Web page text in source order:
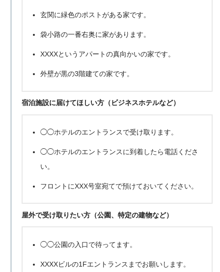
玄関に緑色のポストがある家です。
袋小路の一番右奥に家があります。
XXXXというアパートの真向かいの家です。
外壁が黒の3階建ての家です。
宿泊施設に届けてほしい方（ビジネスホテルなど）
◯◯ホテルのエントランスで受け取ります。
◯◯ホテルのエントランスに到着したら電話くださ
い。
フロントにXXX号室宛てで預けておいてください。
屋外で受け取りたい方（公園、特定の建物など）
◯◯公園の入口で待ってます。
XXXXビルの1Fエントランスまでお願いします。